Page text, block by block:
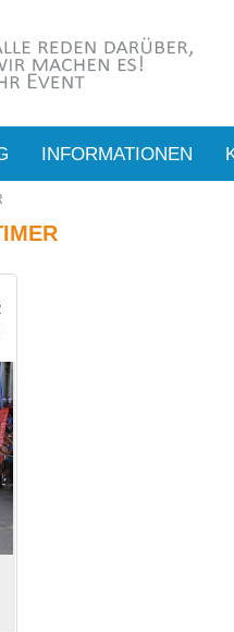
INFORMATIONEN